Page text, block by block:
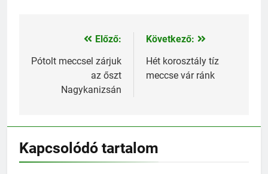
Bejegyzés
navigáció
Előző:
Pótolt meccsel zárjuk
az őszt
Nagykanizsán
Következő:
Hét korosztály tíz
meccse vár ránk
Kapcsolódó tartalom